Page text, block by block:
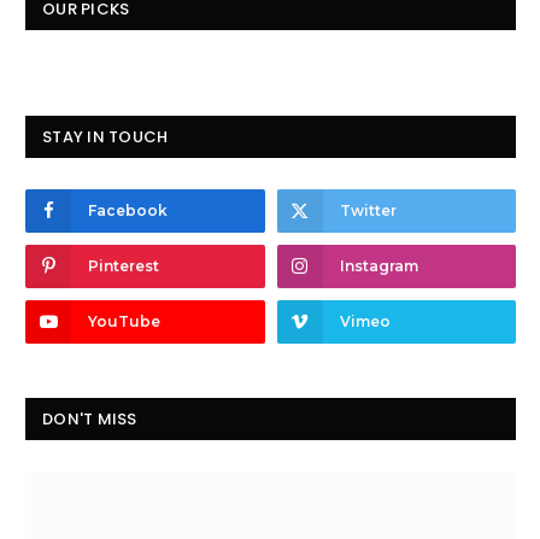
OUR PICKS
STAY IN TOUCH
Facebook Twitter
Pinterest Instagram
YouTube Vimeo
DON'T MISS